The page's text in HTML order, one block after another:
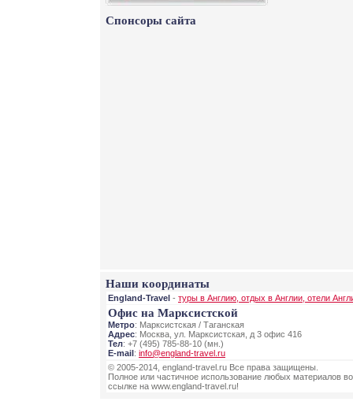
Спонсоры сайта
Наши координаты
England-Travel - туры в Англию, отдых в Англии, отели
Офис на Марксистской
Метро: Марксистская / Таганская
Адрес: Москва, ул. Марксистская, д 3 офис 416
Тел: +7 (495) 785-88-10 (мн.)
E-mail: info@england-travel.ru
© 2005-2014, england-travel.ru Все права защищены.
Полное или частичное использование любых материалов
ссылке на www.england-travel.ru!